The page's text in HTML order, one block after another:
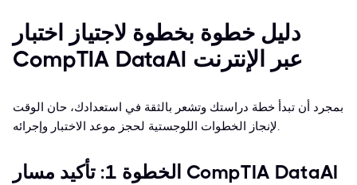
دليل خطوة بخطوة لاجتياز اختبار
CompTIA DataAI عبر الإنترنت
بمجرد أن تبدأ خطة دراستك وتشعر بالثقة في استعدادك، حان الوقت
لإنجاز الخطوات اللوجستية لحجز موعد الاختبار وإجرائه.
الخطوة 1: تأكيد مسار CompTIA DataAI